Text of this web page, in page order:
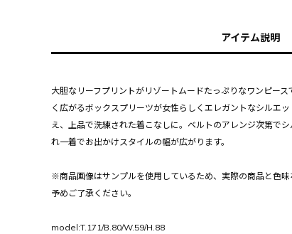
アイテム説明
大胆なリーフプリントがリゾートムードたっぷりなワンピー
く広がるボックスプリーツが女性らしくエレガントなシルエ
え、上品で洗練された着こなしに。ベルトのアレンジ次第で
れ一着でお出かけスタイルの幅が広がります。
※商品画像はサンプルを使用しているため、実際の商品と色味
予めご了承ください。
model:T.171/B.80/W.59/H.88